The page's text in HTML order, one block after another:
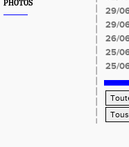
PHOTOS
29/
29/
26/
25/
25/